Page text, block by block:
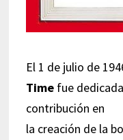
El 1 de julio de
Timefue
contribución en
la creación de la